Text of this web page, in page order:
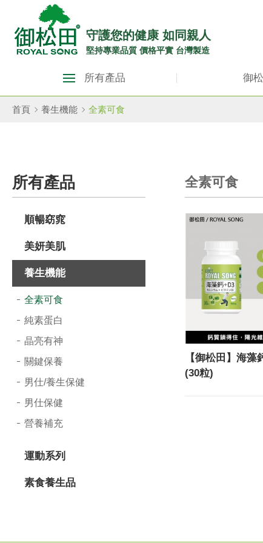
松
田
康
館
ROYAL
SONG
守護您的健康 如同親人
堅持專業品質 價格平實 台灣製造
田
生
活
館
ROYAL
SONG::
主
導
覽
選
單
所有產品 御
首頁 養生機能 全素可食
所有產品
順暢窈窕
美妍美肌
養生機能
全素可食
純素蛋白
晶亮有神
關鍵保養
男仕/養生保健
男仕保健
營養補充
運動系列
素食養生品
全素可食
【御松田】海藻
(30粒)